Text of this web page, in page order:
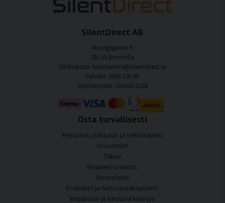
SilentDirect AB
Nyängsgatan 6
295 39 Bromölla
Sähköposti: kundservice@silentdirect.se
Puhelin: 0456-100 00
Yritysnumero: 559330-3166
Osta turvallisesti
Peruutus, palautus ja reklamaatio
Arvostelut
Takuu
Ilmainen toimitus
Ostoehdot
Evästeet ja tietosuojakäytäntö
Ympäristö ja kestävä kehitys